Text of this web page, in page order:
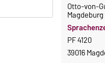
Otto-von-
Magdeburg
PF 4120
39016